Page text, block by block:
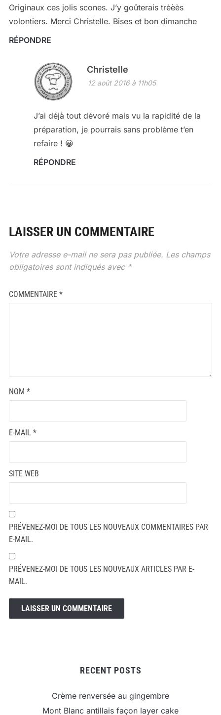
Originaux ces jolis scones. J’y goûterais trèèès
volontiers. Merci Christelle. Bises et bon dimanche
RÉPONDRE
Christelle
12 août 2016 à 11h05
J’ai déjà tout dévoré mais vu la rapidité de la
préparation, je pourrais sans problème t’en
refaire ! 😀
RÉPONDRE
LAISSER UN COMMENTAIRE
Votre adresse e-mail ne sera pas publiée. Les champs
obligatoires sont indiqués avec *
COMMENTAIRE *
NOM *
E-MAIL *
SITE WEB
PRÉVENEZ-MOI DE TOUS LES NOUVEAUX COMMENTAIRES PAR
E-MAIL.
PRÉVENEZ-MOI DE TOUS LES NOUVEAUX ARTICLES PAR E-
MAIL.
RECENT POSTS
Crème renversée au gingembre
Mont Blanc antillais façon layer cake